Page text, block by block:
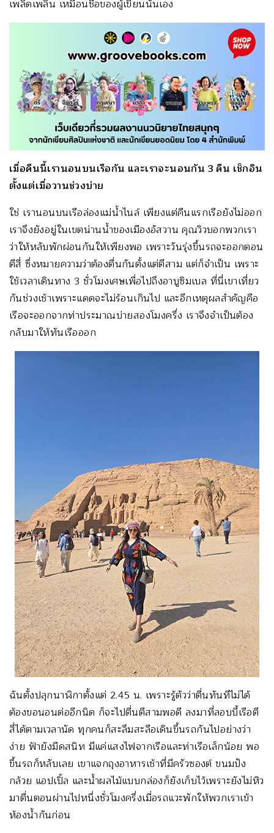
เพลิดเพลิน เหมือนชื่อของผู้เขียนนั่นเอง
เมื่อคืนนี้เรานอนบนเรือกัน และเราจะนอนกัน 3 คืน เช็กอิน
ตั้งแต่เมื่อวานช่วงบ่าย
ใช่ เรานอนบนเรือล่องแม่น้ำไนล์ เพียงแต่คืนแรกเรือยังไม่ออก
เราจึงยังอยู่ในเขตน่านน้ำของเมืองอัสวาน คุณวิวบอกพวกเรา
ว่าให้หลับพักผ่อนกันให้เพียงพอ เพราะวันรุ่งขึ้นรถจะออกตอน
ตีสี่ ซึ่งหมายความว่าต้องตื่นกันตั้งแต่ตีสาม แต่ก็จำเป็น เพราะ
ใช้เวลาเดินทาง 3 ชั่วโมงเศษเพื่อไปถึงอาบูซิมเบล ที่นี่เขาเที่ยว
กันช่วงเช้าเพราะแดดจะไม่ร้อนเกินไป และอีกเหตุผลสำคัญคือ
เรือจะออกจากท่าประมาณบ่ายสองโมงครึ่ง เราจึงจำเป็นต้อง
กลับมาให้ทันเรือออก
ฉันตั้งปลุกนาฬิกาตั้งแต่ 2.45 น. เพราะรู้ตัวว่าตื่นทันทีไม่ได้
ต้องขอนอนต่ออีกนิด ก็จะไปตื่นตีสามพอดี ลงมาที่ลอบบี้เรือตี
สี่ได้ตามเวลานัด ทุกคนก็สะลึมสะลือเดินขึ้นรถกันไปอย่างว่า
ง่าย ฟ้ายังมืดสนิท มีแค่แสงไฟจากเรือและท่าเรือเล็กน้อย พอ
ขึ้นรถก็หลับเลย เขาแจกถุงอาหารเช้าที่มีครัวซองต์ ขนมปัง
กล้วย แอปเปิ้ล และน้ำผลไม้แบบกล่องก็ยังเก็บไว้เพราะยังไม่หิว
มาตื่นตอนผ่านไปหนึ่งชั่วโมงครึ่งเมื่อรถแวะพักให้พวกเราเข้า
ห้องน้ำกันก่อน